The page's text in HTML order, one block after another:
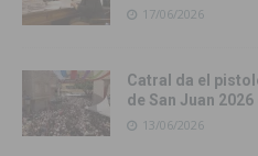
17/06/2026
Catral da el
de San Juan
13/06/2026